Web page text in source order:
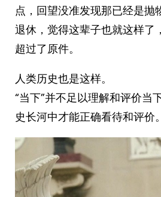
点，回望没准发现那已经是抛
退休，觉得这辈子也就这样了
超过了原件。
人类历史也是这样。
“当下”并不足以理解和评价当
史长河中才能正确看待和评价。